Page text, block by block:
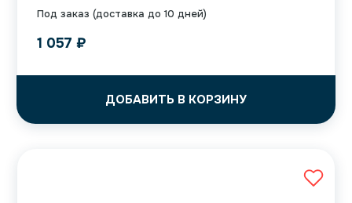
Под заказ (доставка до 10 дней)
1 057 ₽
ДОБАВИТЬ В КОРЗИНУ